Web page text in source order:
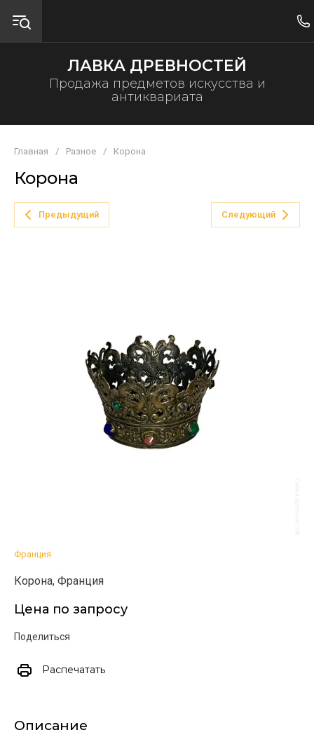
ЛАВКА ДРЕВНОСТЕЙ
Продажа предметов искусства и
антиквариата
Главная / Разное / Корона
Корона
Предыдущий Следующий
Франция
Корона, Франция
Цена по запросу
Поделиться
Распечатать
Описание